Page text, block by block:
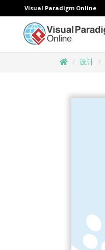
Visual Paradigm Online
设计